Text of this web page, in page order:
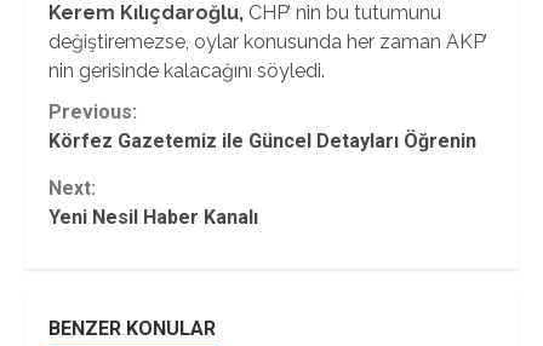
Kerem Kılıçdaroğlu, CHP’ nin bu tutumunu
değiştiremezse, oylar konusunda her zaman AKP’
nin gerisinde kalacağını söyledi.
Continue
Previous:
Körfez Gazetemiz ile Güncel Detayları Öğrenin
Next:
Yeni Nesil Haber Kanalı
BENZER KONULAR